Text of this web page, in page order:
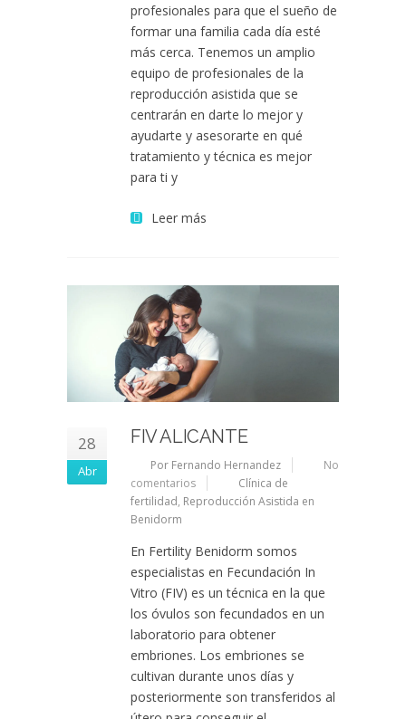
profesionales para que el sueño de
formar una familia cada día esté
más cerca. Tenemos un amplio
equipo de profesionales de la
reproducción asistida que se
centrarán en darte lo mejor y
ayudarte y asesorarte en qué
tratamiento y técnica es mejor
para ti y
Leer más
28
Abr
FIV ALICANTE
Por Fernando Hernandez
No
comentarios
Clínica de
fertilidad, Reproducción Asistida en
Benidorm
En Fertility Benidorm somos
especialistas en Fecundación In
Vitro (FIV) es un técnica en la que
los óvulos son fecundados en un
laboratorio para obtener
embriones. Los embriones se
cultivan durante unos días y
posteriormente son transferidos al